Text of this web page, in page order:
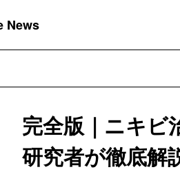
News
完全版｜ニキビ
研究者が徹底解